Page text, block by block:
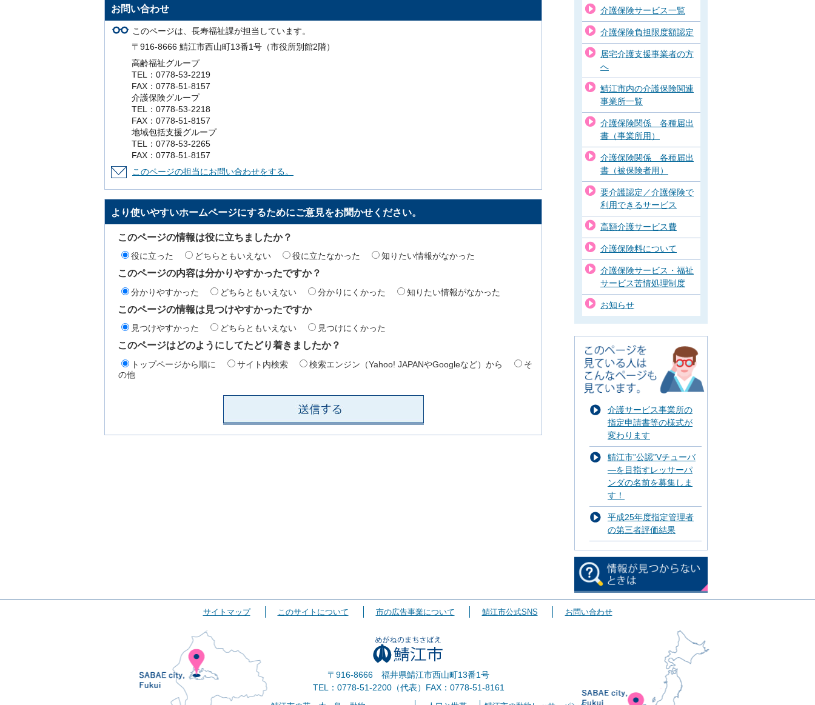
お問い合わせ
このページは、長寿福祉課が担当しています。
〒916-8666 鯖江市西山町13番1号（市役所別館2階）
高齢福祉グループ
TEL：0778-53-2219
FAX：0778-51-8157
介護保険グループ
TEL：0778-53-2218
FAX：0778-51-8157
地域包括支援グループ
TEL：0778-53-2265
FAX：0778-51-8157
このページの担当にお問い合わせをする。
より使いやすいホームページにするためにご意見をお聞かせください。
このページの情報は役に立ちましたか？
役に立った どちらともいえない 役に立たなかった 知りたい情報がなかった
このページの内容は分かりやすかったですか？
分かりやすかった どちらともいえない 分かりにくかった 知りたい情報がなかった
このページの情報は見つけやすかったですか
見つけやすかった どちらともいえない 見つけにくかった
このページはどのようにしてたどり着きましたか？
トップページから順に サイト内検索 検索エンジン（Yahoo! JAPANやGoogleなど）から
そ
の他
介護保険サービス一覧
介護保険負担限度額認定
居宅介護支援事業者の方
へ
鯖江市内の介護保険関連
事業所一覧
介護保険関係 各種届出
書（事業所用）
介護保険関係 各種届出
書（被保険者用）
要介護認定／介護保険で
利用できるサービス
高額介護サービス費
介護保険料について
介護保険サービス・福祉
サービス苦情処理制度
お知らせ
介護サービス事業所の
指定申請書等の様式が
変わります
鯖江市”公認”Vチューバ
―を目指すレッサーパ
ンダの名前を募集しま
す！
平成25年度指定管理者
の第三者評価結果
サイトマップ このサイトについて 市の広告事業について 鯖江市公式SNS お問い合わせ
〒916-8666 福井県鯖江市西山町13番1号
TEL：0778-51-2200（代表） FAX：0778-51-8161